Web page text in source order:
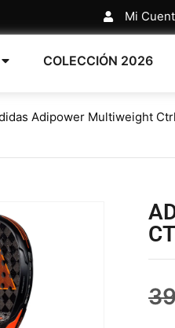
Mi
COLECCIÓN 2026
Adipower Multiweight